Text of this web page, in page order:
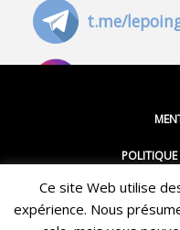
t.me/
POLITIQUE
Restez informé·e des
Ce site Web utilise
expérience. Nous